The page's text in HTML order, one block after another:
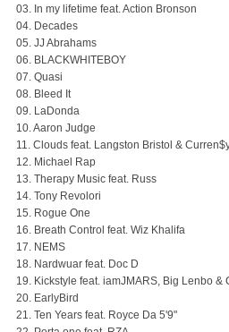
03. In my lifetime feat. Action Bronson
04. Decades
05. JJ Abrahams
06. BLACKWHITEBOY
07. Quasi
08. Bleed It
09. LaDonda
10. Aaron Judge
11. Clouds feat. Langston Bristol &
12. Michael Rap
13. Therapy Music feat. Russ
14. Tony Revolori
15. Rogue One
16. Breath Control feat. Wiz Khalifa
17. NEMS
18. Nardwuar feat. Doc D
19. Kickstyle feat. iamJMARS, Big Lenbo &
20. EarlyBird
21. Ten Years feat. Royce Da 5'9"